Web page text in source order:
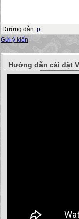
1. Chèn hình ảnh vào
Có thể thực hiện sao
được thì bằng cách nào?
Bài 20. THÊM HÌNH ẢNH
Đường dẫn: p
Gửi ý kiến
Hướng dẫn cài đặt